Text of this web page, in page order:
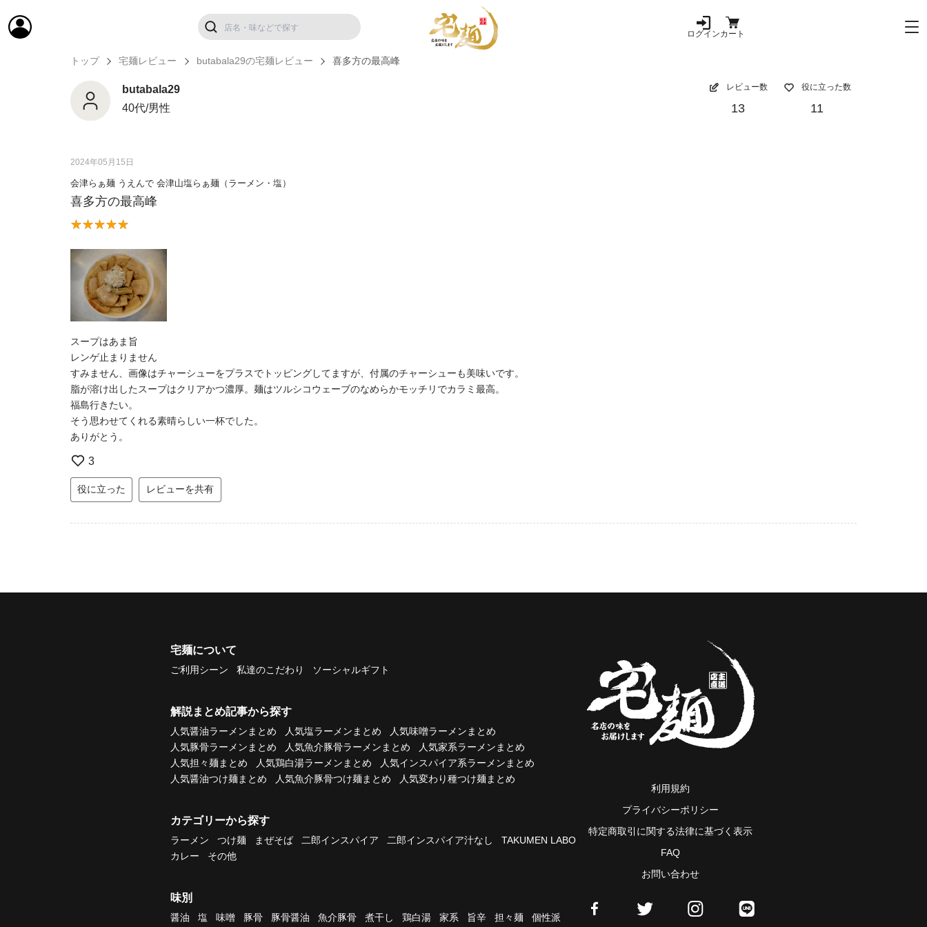
ログインカート
トップ 宅麺レビュー butabala29の宅麺レビュー 喜多方の最高峰
butabala29
40代/男性
レビュー数
13
役に立った数
11
2024年05月15日
会津らぁ麺 うえんで 会津山塩らぁ麺（ラーメン・塩）
喜多方の最高峰
スープはあま旨
レンゲ止まりません
すみません、画像はチャーシューをプラスでトッピングしてますが、付属のチャーシューも美味いです。
脂が溶け出したスープはクリアかつ濃厚。麺はツルシコウェーブのなめらかモッチリでカラミ最高。
福島行きたい。
そう思わせてくれる素晴らしい一杯でした。
ありがとう。
3
役に立った レビューを共有
宅麺について
ご利用シーン 私達のこだわり ソーシャルギフト
解説まとめ記事から探す
人気醤油ラーメンまとめ 人気塩ラーメンまとめ
人気味噌ラーメンまとめ
人気豚骨ラーメンまとめ
人気魚介豚骨ラーメンまとめ
人気家系ラーメンまとめ
人気担々麺まとめ
人気鶏白湯ラーメンまとめ
人気インスパイア系ラーメンまとめ
人気醤油つけ麺まとめ
人気魚介豚骨つけ麺まとめ 人気変わり種つけ麺まとめ
カテゴリーから探す
ラーメン つけ麺 まぜそば 二郎インスパイア 二郎インスパイア汁なし
TAKUMEN LABO
カレー
その他
味別
醤油 塩 味噌 豚骨 豚骨醤油 魚介豚骨 煮干し 鶏白湯 家系 旨辛 担々麺 個性派
利用規約
プライバシーポリシー
特定商取引に関する法律に基づく表示
FAQ
お問い合わせ